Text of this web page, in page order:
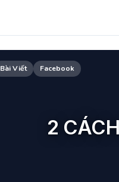
Bài Viết Facebook
2